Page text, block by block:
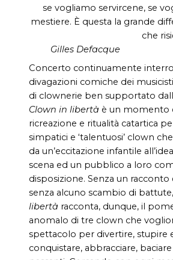
se vogliamo servircene, se
mestiere. È questa la grande
che
Gilles
Concerto continuamente
divagazioni comiche dei
di clownerie ben supportato
Clown in libertà è un momento
ricreazione e ritualità catartica
simpatici e ‘talentuosi’ clown
da un’eccitazione infantile
scena ed un pubblico a loro
disposizione. Senza un racconto
senza alcuno scambio di battute,
libertà racconta, dunque, il
anomalo di tre clown che
spettacolo per divertire, stupire
conquistare, abbracciare,